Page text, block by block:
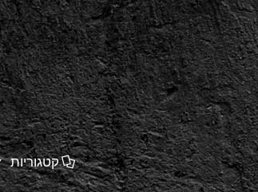
קטגוריות